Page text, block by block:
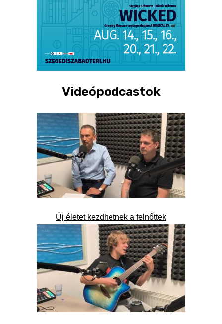
Videópodcastok
Új életet kezdhetnek a felnőttek